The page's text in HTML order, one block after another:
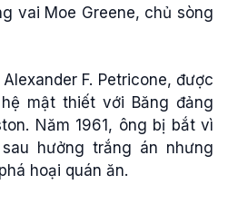
vai Moe Greene, chủ sòng
F. Petricone, được
mật thiết với Băng đảng
Năm 1961, ông bị bắt vì
hưởng trắng án nhưng
hoại quán ăn.